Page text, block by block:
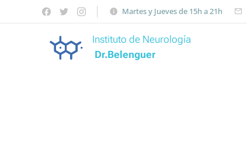
Martes y Jueves de 15h a 21h
Instituto de Neurología
Dr.Belenguer